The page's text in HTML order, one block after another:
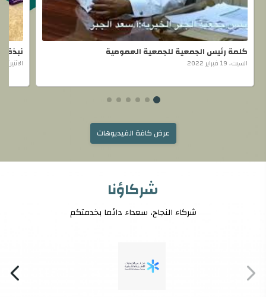
كلمة رئيس الجمعية للجمعية العمومية
السبت، 19 فبراير 2022
نبذة
الاثنين، 21 فبراير 2022
عرض كافة الفيديوهات
شركاؤنا
شركاء النجاح، سعداء دائما بخدمتكم